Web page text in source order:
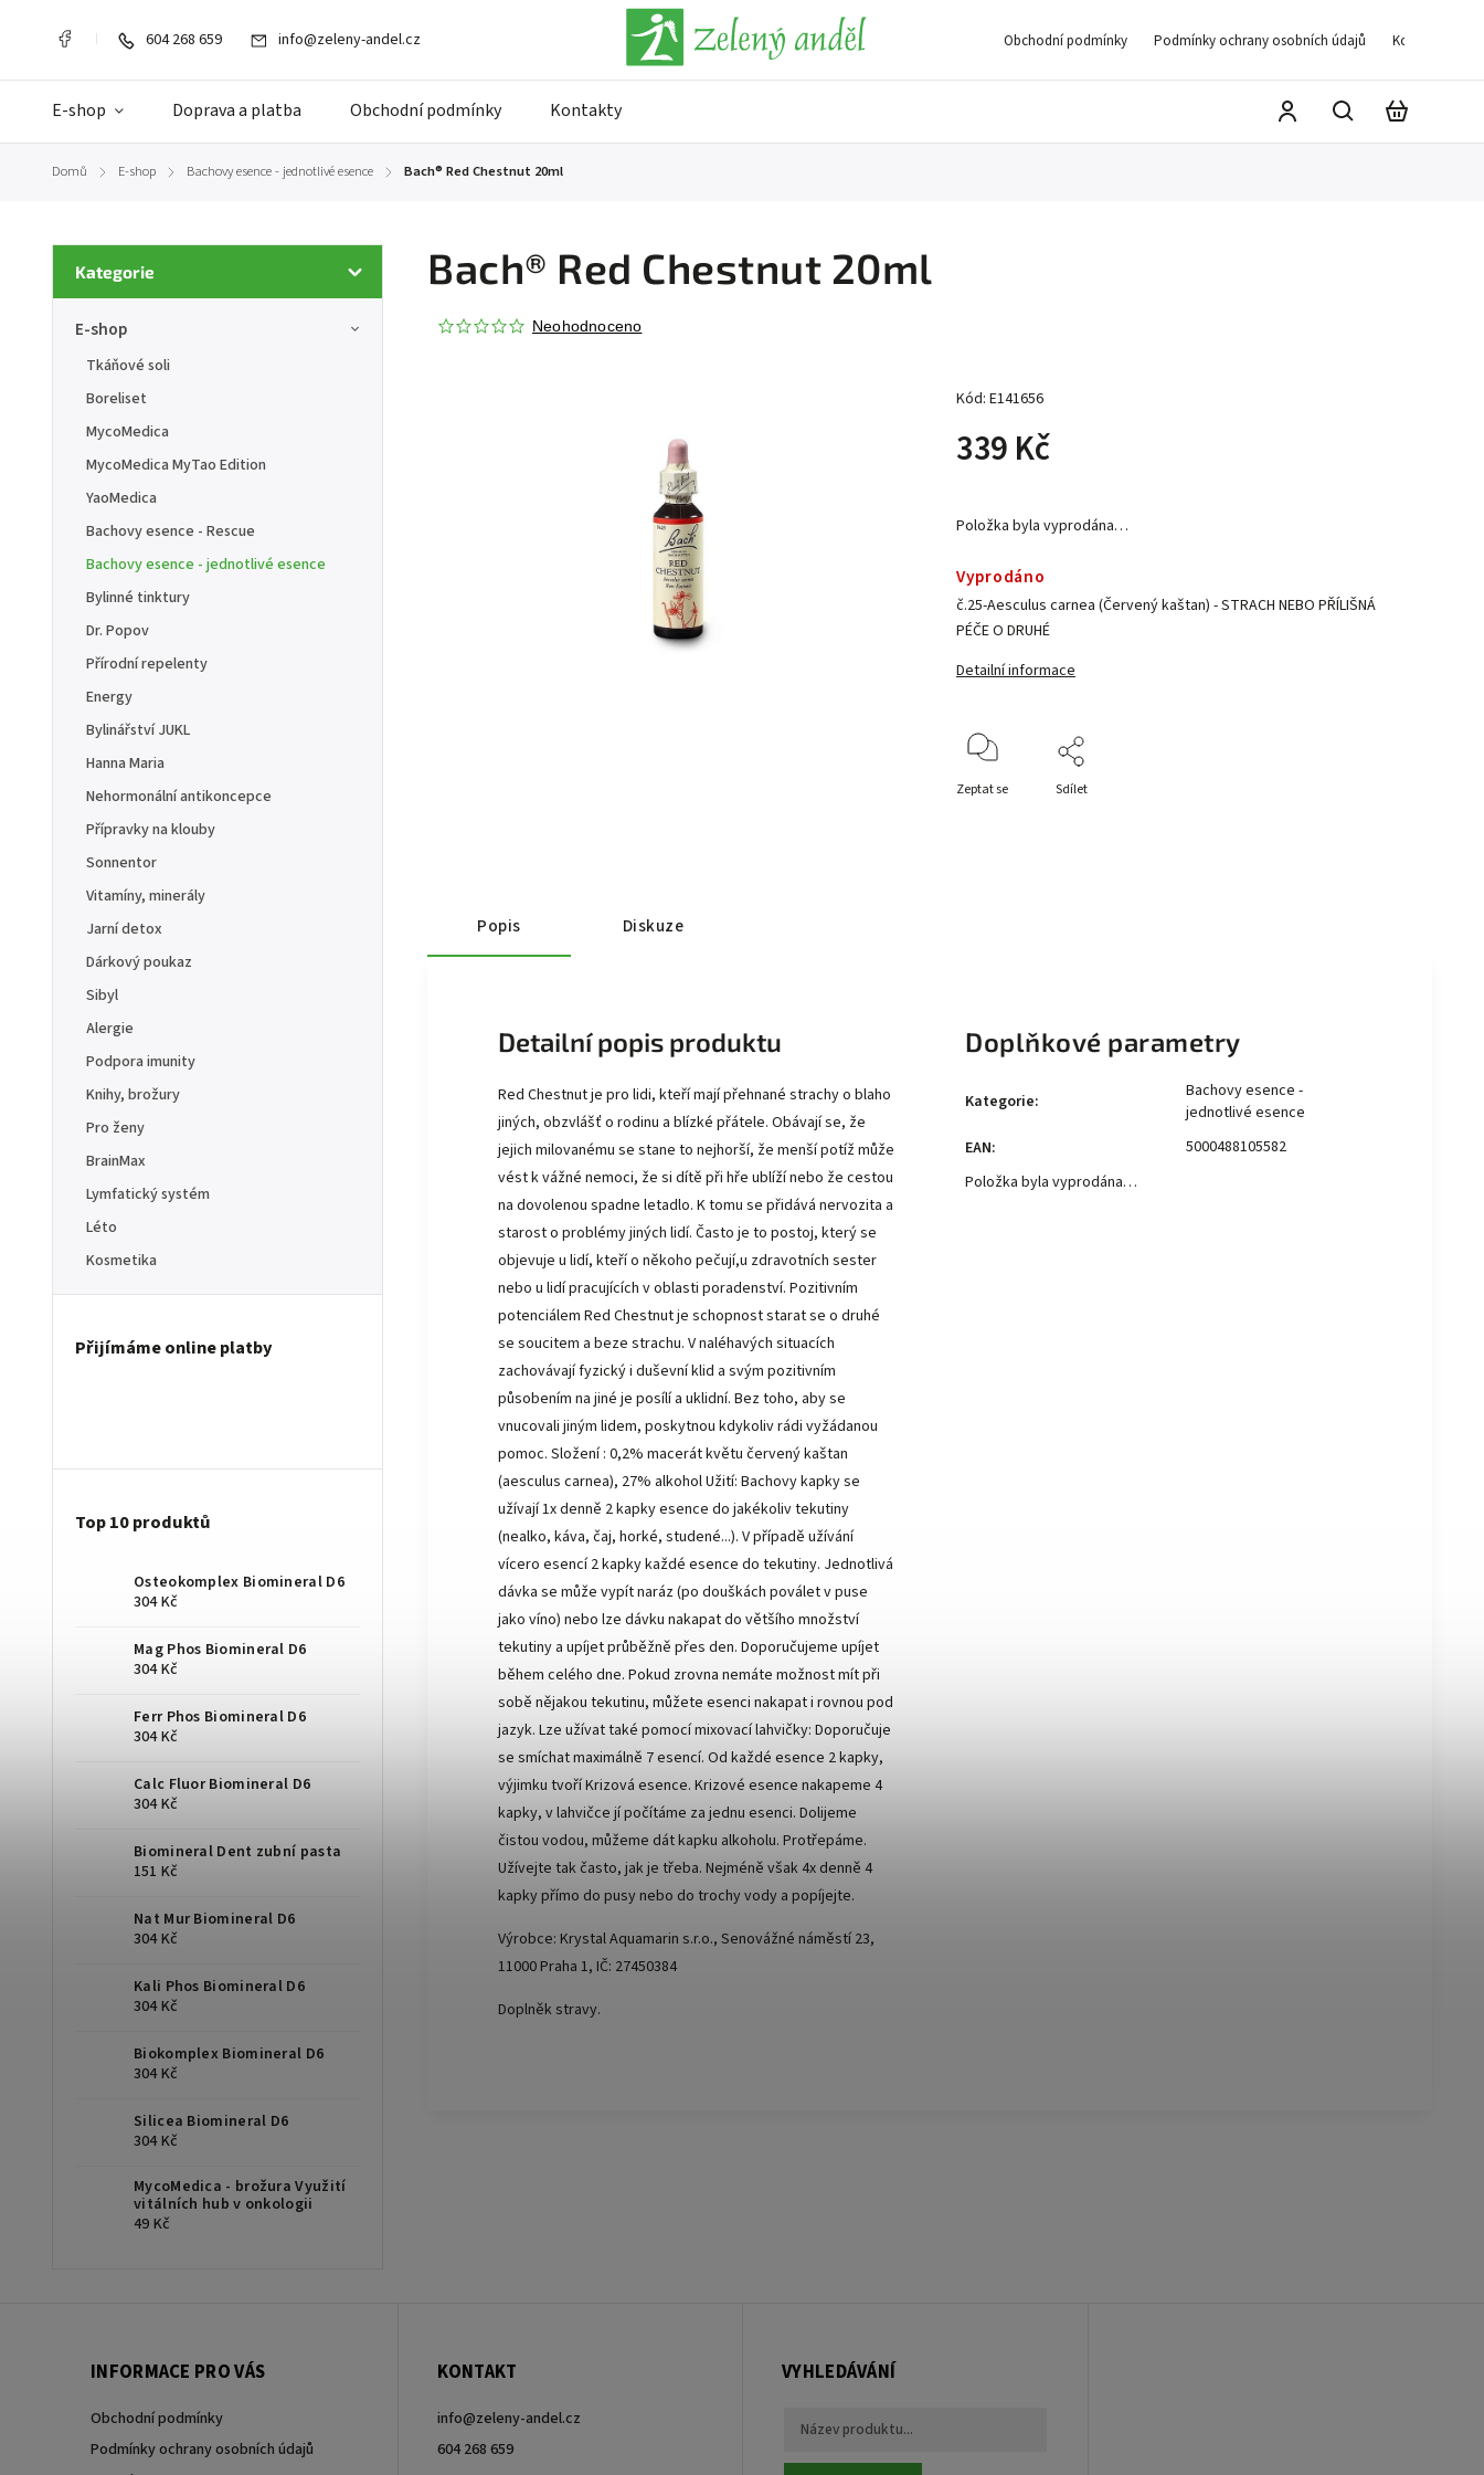
604 268 659 info@zeleny-andel.cz Obchodní podmínky Podmínky ochrany osobních údajů Kontakty
E-shop Doprava a platba Obchodní podmínky Kontakty
Domů / E-shop / Bachovy esence - jednotlivé esence / Bach® Red Chestnut 20ml
Kategorie
E-shop
Tkáňové soli
Boreliset
MycoMedica
MycoMedica MyTao Edition
YaoMedica
Bachovy esence - Rescue
Bachovy esence - jednotlivé esence
Bylinné tinktury
Dr. Popov
Přírodní repelenty
Energy
Bylinářství JUKL
Hanna Maria
Nehormonální antikoncepce
Přípravky na klouby
Sonnentor
Vitamíny, minerály
Jarní detox
Dárkový poukaz
Sibyl
Alergie
Podpora imunity
Knihy, brožury
Pro ženy
BrainMax
Lymfatický systém
Léto
Kosmetika
Přijímáme online platby
Top 10 produktů
Osteokomplex Biomineral D6
304 Kč
Mag Phos Biomineral D6
304 Kč
Ferr Phos Biomineral D6
304 Kč
Calc Fluor Biomineral D6
304 Kč
Biomineral Dent zubní pasta
151 Kč
Nat Mur Biomineral D6
304 Kč
Kali Phos Biomineral D6
304 Kč
Biokomplex Biomineral D6
304 Kč
Silicea Biomineral D6
304 Kč
MycoMedica - brožura Využití
vitálních hub v onkologii
49 Kč
Bach® Red Chestnut 20ml
Neohodnoceno
Kód: E141656
339 Kč
Vyprodáno
Položka byla vyprodána…
č.25-Aesculus carnea (Červený kaštan) - STRACH NEBO PŘÍLIŠNÁ
PÉČE O DRUHÉ
Detailní informace
Zeptat se Sdílet
Popis Diskuze
Detailní popis produktu
Red Chestnut je pro lidi, kteří mají přehnané strachy o blaho
jiných, obzvlášť o rodinu a blízké přátele. Obávají se, že
jejich milovanému se stane to nejhorší, že menší potíž může
vést k vážné nemoci, že si dítě při hře ublíží nebo že cestou
na dovolenou spadne letadlo. K tomu se přidává nervozita a
starost o problémy jiných lidí. Často je to postoj, který se
objevuje u lidí, kteří o někoho pečují,u zdravotních sester
nebo u lidí pracujících v oblasti poradenství. Pozitivním
potenciálem Red Chestnut je schopnost starat se o druhé
se soucitem a beze strachu. V naléhavých situacích
zachovávají fyzický i duševní klid a svým pozitivním
působením na jiné je posílí a uklidní. Bez toho, aby se
vnucovali jiným lidem, poskytnou kdykoliv rádi vyžádanou
pomoc. Složení : 0,2% macerát květu červený kaštan
(aesculus carnea), 27% alkohol Užití: Bachovy kapky se
užívají 1x denně 2 kapky esence do jakékoliv tekutiny
(nealko, káva, čaj, horké, studené...). V případě užívání
vícero esencí 2 kapky každé esence do tekutiny. Jednotlivá
dávka se může vypít naráz (po douškách poválet v puse
jako víno) nebo lze dávku nakapat do většího množství
tekutiny a upíjet průběžně přes den. Doporučujeme upíjet
během celého dne. Pokud zrovna nemáte možnost mít při
sobě nějakou tekutinu, můžete esenci nakapat i rovnou pod
jazyk. Lze užívat také pomocí mixovací lahvičky: Doporučuje
se smíchat maximálně 7 esencí. Od každé esence 2 kapky,
výjimku tvoří Krizová esence. Krizové esence nakapeme 4
kapky, v lahvičce jí počítáme za jednu esenci. Dolijeme
čistou vodou, můžeme dát kapku alkoholu. Protřepáme.
Užívejte tak často, jak je třeba. Nejméně však 4x denně 4
kapky přímo do pusy nebo do trochy vody a popíjejte.
Výrobce: Krystal Aquamarin s.r.o., Senovážné náměstí 23,
11000 Praha 1, IČ: 27450384
Doplněk stravy.
Doplňkové parametry
Kategorie:
Bachovy esence -
jednotlivé esence
EAN:
5000488105582
Položka byla vyprodána…
INFORMACE PRO VÁS
Obchodní podmínky
Podmínky ochrany osobních údajů
KONTAKT
info@zeleny-andel.cz
604 268 659
VYHLEDÁVÁNÍ